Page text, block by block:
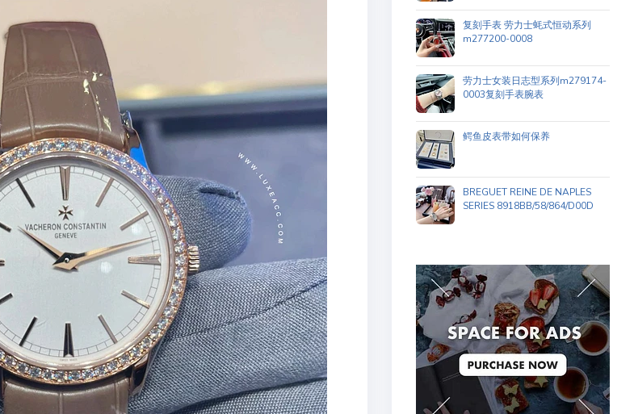
复刻手表 劳力士蚝式恒动系列
m277200-0008
劳力士女装日志型系列m279174-
0003复刻手表腕表
鳄鱼皮表带如何保养
BREGUET REINE DE NAPLES
SERIES 8918BB/58/864/D00D